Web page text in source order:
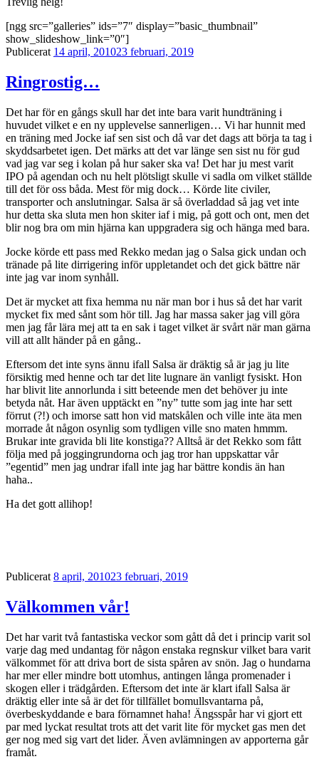
[ngg src=”galleries” ids=”7″ display=”basic_thumbnail”
show_slideshow_link=”0″]
Publicerat 14 april, 201023 februari, 2019
Ringrostig…
Det har för en gångs skull har det inte bara varit hundträning i
huvudet vilket e en ny upplevelse sannerligen… Vi har hunnit med
en träning med Jocke iaf sen sist och då var det dags att börja ta tag i
skyddsarbetet igen. Det märks att det var länge sen sist nu för gud
vad jag var seg i kolan på hur saker ska va! Det har ju mest varit
IPO på agendan och nu helt plötsligt skulle vi sadla om vilket ställde
till det för oss båda. Mest för mig dock… Körde lite civiler,
transporter och anslutningar. Salsa är så överladdad så jag vet inte
hur detta ska sluta men hon skiter iaf i mig, på gott och ont, men det
blir nog bra om min hjärna kan uppgradera sig och hänga med bara.
Jocke körde ett pass med Rekko medan jag o Salsa gick undan och
tränade på lite dirrigering inför uppletandet och det gick bättre när
inte jag var inom synhåll.
Det är mycket att fixa hemma nu när man bor i hus så det har varit
mycket fix med sånt som hör till. Jag har massa saker jag vill göra
men jag får lära mej att ta en sak i taget vilket är svårt när man gärna
vill att allt händer på en gång..
Eftersom det inte syns ännu ifall Salsa är dräktig så är jag ju lite
försiktig med henne och tar det lite lugnare än vanligt fysiskt. Hon
har blivit lite annorlunda i sitt beteende men det behöver ju inte
betyda nåt. Har även upptäckt en ”ny” tutte som jag inte har sett
förrut (?!) och imorse satt hon vid matskålen och ville inte äta men
morrade åt någon osynlig som tydligen ville sno maten hmmm.
Brukar inte gravida bli lite konstiga?? Alltså är det Rekko som fått
följa med på joggingrundorna och jag tror han uppskattar vår
”egentid” men jag undrar ifall inte jag har bättre kondis än han
haha..
Ha det gott allihop!
Publicerat 8 april, 201023 februari, 2019
Välkommen vår!
Det har varit två fantastiska veckor som gått då det i princip varit sol
varje dag med undantag för någon enstaka regnskur vilket bara varit
välkommet för att driva bort de sista spåren av snön. Jag o hundarna
har mer eller mindre bott utomhus, antingen långa promenader i
skogen eller i trädgården. Eftersom det inte är klart ifall Salsa är
dräktig eller inte så är det för tillfället bomullsvantarna på,
överbeskyddande e bara förnamnet haha! Ängsspår har vi gjort ett
par med lyckat resultat trots att det varit lite för mycket gas men det
ger nog med sig vart det lider. Även avlämningen av apporterna går
framåt.